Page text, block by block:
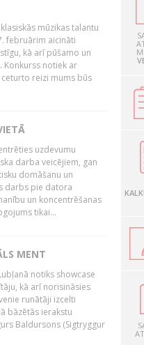
mūzikas talantu
februārim aicināti
kā arī pūšamo un
Konkurss notiek ar
reizi mums būs
uzdevumu
darba veicējiem, gan
domāšanu un
darbs pie datora
un koncentrēšanas
tikai...
MENT
notiks showcase
kā arī norisināsies
runātāji izcelti
bāzētās ierakstu
Baldursons (Sigtryggur